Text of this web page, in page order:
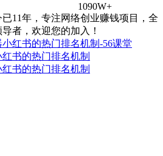
1090W+
11年，专注网络创业赚钱项目，全
者，欢迎您的加入！
书的热门排名机制
书的热门排名机制